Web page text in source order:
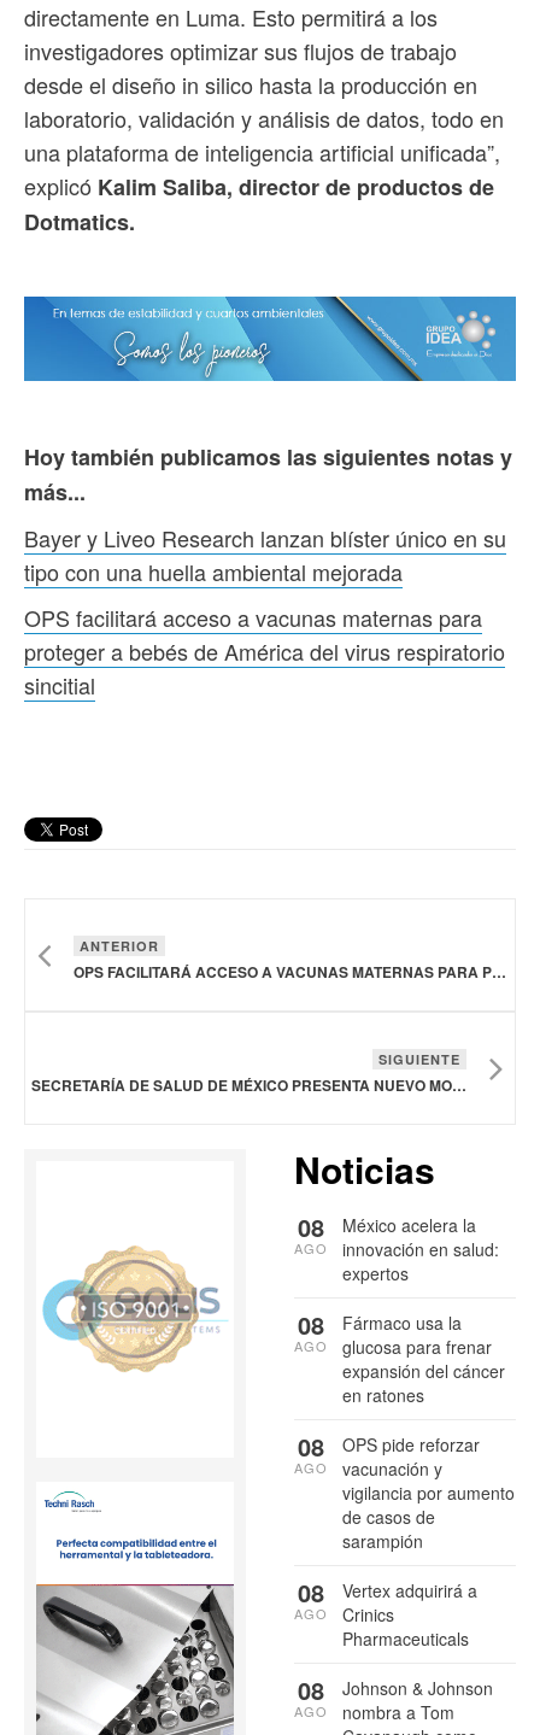
directamente en Luma. Esto permitirá a los
investigadores optimizar sus flujos de trabajo
desde el diseño in silico hasta la producción en
laboratorio, validación y análisis de datos, todo en
una plataforma de inteligencia artificial unificada”,
explicó Kalim Saliba, director de productos de
Dotmatics.
Hoy también publicamos las siguientes notas y
más...
Bayer y Liveo Research lanzan blíster único en su
tipo con una huella ambiental mejorada
OPS facilitará acceso a vacunas maternas para
proteger a bebés de América del virus respiratorio
sincitial
ANTERIOR
OPS FACILITARÁ ACCESO A VACUNAS MATERNAS PARA PROTEGER A BEBÉS DE AMÉRICA DEL VIRUS RESPIRATORIO SINCITIAL
SIGUIENTE
SECRETARÍA DE SALUD DE MÉXICO PRESENTA NUEVO MODELO, TRANSPARENTE Y DIGITAL PARA LA COMPRA DE MEDICAMENTOS 2025-2026
Noticias
México acelera la
innovación en salud:
expertos
08
AGO
Fármaco usa la
glucosa para frenar
expansión del cáncer
en ratones
08
AGO
OPS pide reforzar
vacunación y
vigilancia por aumento
de casos de
sarampión
08
AGO
Vertex adquirirá a
Crinics
Pharmaceuticals
08
AGO
Johnson & Johnson
nombra a Tom
08
AGO